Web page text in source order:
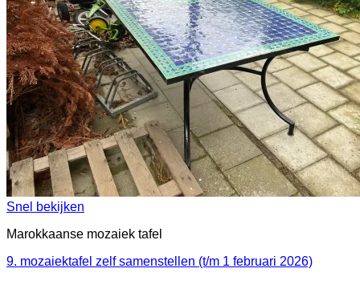
Snel bekijken
Marokkaanse mozaiek tafel
9. mozaiektafel zelf samenstellen (t/m 1 februari 2026)